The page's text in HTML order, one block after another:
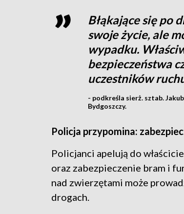
Błąkające się po
swoje życie, ale
wypadku.
bezpieczeństwa
uczestników
- podkreśla sierż. sztab.
Bydgoszczy.
Policja przypomina:
Policjanci apelują do
oraz zabezpieczenie bram i
nad zwierzętami może
drogach.